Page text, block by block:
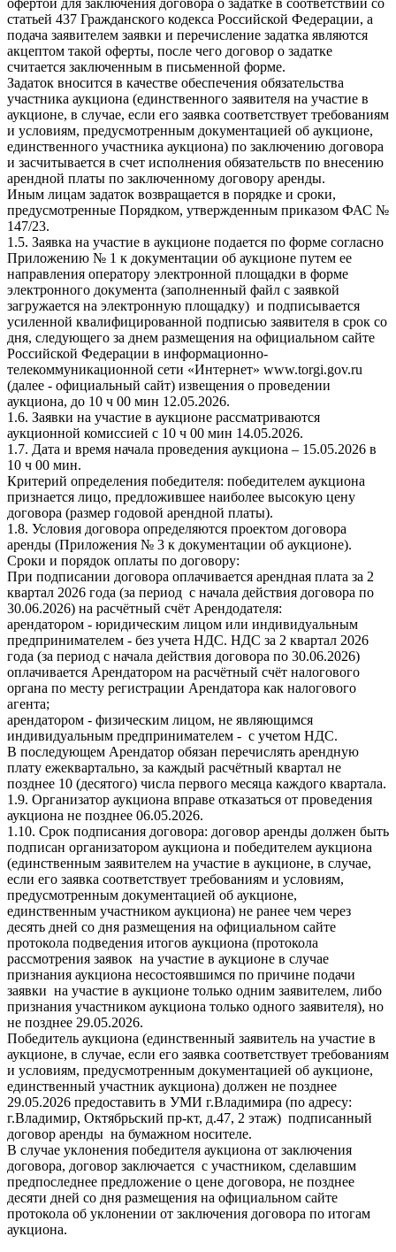
статьей 437 Гражданского кодекса Российской Федерации, а
подача заявителем заявки и перечисление задатка являются
акцептом такой оферты, после чего договор о задатке
считается заключенным в письменной форме.
Задаток вносится в качестве обеспечения обязательства
участника аукциона (единственного заявителя на участие в
аукционе, в случае, если его заявка соответствует требованиям
и условиям, предусмотренным документацией об аукционе,
единственного участника аукциона) по заключению договора
и засчитывается в счет исполнения обязательств по внесению
арендной платы по заключенному договору аренды.
Иным лицам задаток возвращается в порядке и сроки,
предусмотренные Порядком, утвержденным приказом ФАС №
147/23.
1.5. Заявка на участие в аукционе подается по форме согласно
Приложению № 1 к документации об аукционе путем ее
направления оператору электронной площадки в форме
электронного документа (заполненный файл с заявкой
загружается на электронную площадку) и подписывается
усиленной квалифицированной подписью заявителя в срок со
дня, следующего за днем размещения на официальном сайте
Российской Федерации в информационно-
телекоммуникационной сети «Интернет» www.torgi.gov.ru
(далее - официальный сайт) извещения о проведении
аукциона, до 10 ч 00 мин 12.05.2026.
1.6. Заявки на участие в аукционе рассматриваются
аукционной комиссией с 10 ч 00 мин 14.05.2026.
1.7. Дата и время начала проведения аукциона – 15.05.2026 в
10 ч 00 мин.
Критерий определения победителя: победителем аукциона
признается лицо, предложившее наиболее высокую цену
договора (размер годовой арендной платы).
1.8. Условия договора определяются проектом договора
аренды (Приложения № 3 к документации об аукционе).
Сроки и порядок оплаты по договору:
При подписании договора оплачивается арендная плата за 2
квартал 2026 года (за период с начала действия договора по
30.06.2026) на расчётный счёт Арендодателя:
арендатором - юридическим лицом или индивидуальным
предпринимателем - без учета НДС. НДС за 2 квартал 2026
года (за период с начала действия договора по 30.06.2026)
оплачивается Арендатором на расчётный счёт налогового
органа по месту регистрации Арендатора как налогового
агента;
арендатором - физическим лицом, не являющимся
индивидуальным предпринимателем - с учетом НДС.
В последующем Арендатор обязан перечислять арендную
плату ежеквартально, за каждый расчётный квартал не
позднее 10 (десятого) числа первого месяца каждого квартала.
1.9. Организатор аукциона вправе отказаться от проведения
аукциона не позднее 06.05.2026.
1.10. Срок подписания договора: договор аренды должен быть
подписан организатором аукциона и победителем аукциона
(единственным заявителем на участие в аукционе, в случае,
если его заявка соответствует требованиям и условиям,
предусмотренным документацией об аукционе,
единственным участником аукциона) не ранее чем через
десять дней со дня размещения на официальном сайте
протокола подведения итогов аукциона (протокола
рассмотрения заявок на участие в аукционе в случае
признания аукциона несостоявшимся по причине подачи
заявки на участие в аукционе только одним заявителем, либо
признания участником аукциона только одного заявителя), но
не позднее 29.05.2026.
Победитель аукциона (единственный заявитель на участие в
аукционе, в случае, если его заявка соответствует требованиям
и условиям, предусмотренным документацией об аукционе,
единственный участник аукциона) должен не позднее
29.05.2026 предоставить в УМИ г.Владимира (по адресу:
г.Владимир, Октябрьский пр-кт, д.47, 2 этаж) подписанный
договор аренды на бумажном носителе.
В случае уклонения победителя аукциона от заключения
договора, договор заключается с участником, сделавшим
предпоследнее предложение о цене договора, не позднее
десяти дней со дня размещения на официальном сайте
протокола об уклонении от заключения договора по итогам
аукциона.